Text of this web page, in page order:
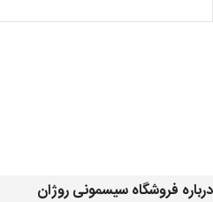
درباره فروشگاه سیسمونی روژان